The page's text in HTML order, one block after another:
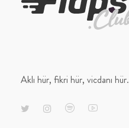
Aklı hür, fikri hür, vicdanı hür.